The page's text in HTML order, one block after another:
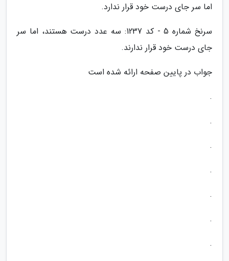
اما سر جای درست خود قرار ندارد.
سرنخ شماره 5 - کد 1237: سه عدد درست هستند، اما سر
جای درست خود قرار ندارند.
جواب در پایین صفحه ارائه شده است
.
.
.
.
.
.
.